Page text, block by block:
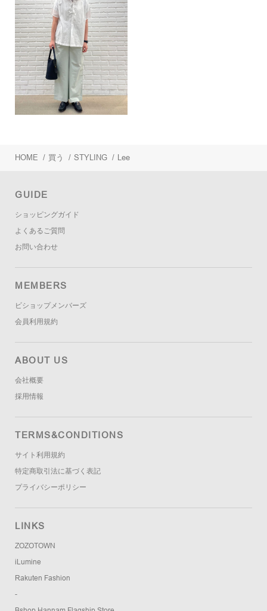
HOME / 買う / STYLING / Lee
GUIDE
ショッピングガイド
よくあるご質問
お問い合わせ
MEMBERS
ビショップメンバーズ
会員利用規約
ABOUT US
会社概要
採用情報
TERMS&CONDITIONS
サイト利用規約
特定商取引法に基づく表記
プライバシーポリシー
LINKS
ZOZOTOWN
iLumine
Rakuten Fashion
-